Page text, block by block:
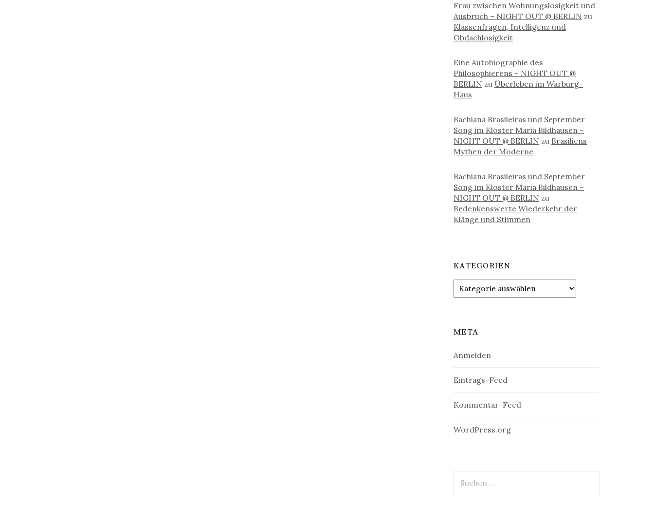
Frau zwischen Wohnungslosigkeit und
Ausbruch – NIGHT OUT @ BERLIN zu
Klassenfragen, Intelligenz und
Obdachlosigkeit
Eine Autobiographie des
Philosophierens – NIGHT OUT @
BERLIN zu Überleben im Warburg-
Haus
Bachiana Brasileiras und September
Song im Kloster Maria Bildhausen –
NIGHT OUT @ BERLIN zu Brasiliens
Mythen der Moderne
Bachiana Brasileiras und September
Song im Kloster Maria Bildhausen –
NIGHT OUT @ BERLIN zu
Bedenkenswerte Wiederkehr der
Klänge und Stimmen
KATEGORIEN
Kategorien
META
Anmelden
Eintrags-Feed
Kommentar-Feed
WordPress.org
nach: